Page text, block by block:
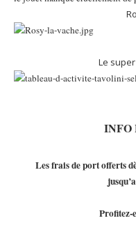
Le
INFO
Les frais de port offerts
Profitez-